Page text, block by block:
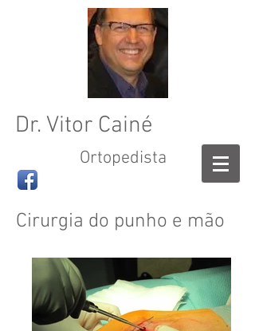
Dr. Vitor Cainé
Ortopedista
Cirurgia do punho e mão